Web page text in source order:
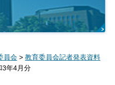
員会 > 教育委員会記者発表資料
3年4月分